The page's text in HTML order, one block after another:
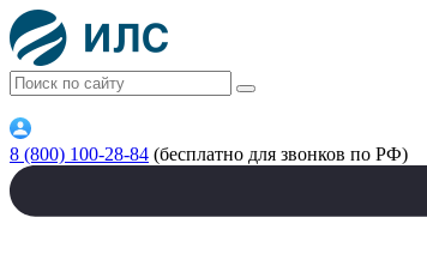
8 (800) 100-28-84 (бесплатно для звонков по РФ)